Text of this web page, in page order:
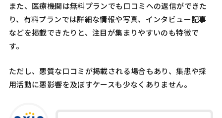
また、医療機関は無料プランでも口コミへの返信ができた
り、有料プランでは詳細な情報や写真、インタビュー記事
などを掲載できたりと、注目が集まりやすいのも特徴で
す。
ただし、悪質な口コミが掲載される場合もあり、集患や採
用活動に悪影響を及ぼすケースも少なくありません。